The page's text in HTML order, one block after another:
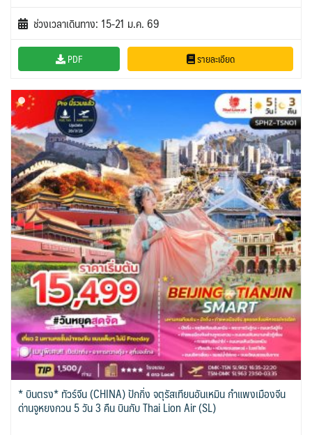
ช่วงเวลาเดินทาง: 15-21 ม.ค. 69
PDF รายละเอียด
* บินตรง* ทัวร์จีน (CHINA) ปักกิ่ง จตุรัสเทียนอันเหมิน กำแพงเมืองจีน
ด่านจูหยงกวน 5 วัน 3 คืน บินกับ Thai Lion Air (SL)